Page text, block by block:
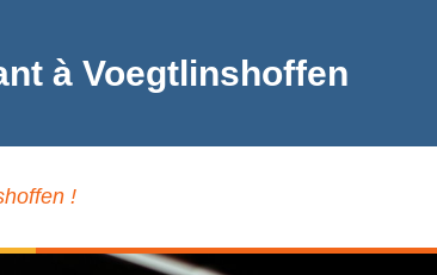
à Voegtlinshoffen
!